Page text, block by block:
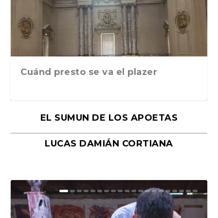
Cuánd presto se va el plazer
EL SUMUN DE LOS APOETAS
LUCAS DAMIÁN CORTIANA